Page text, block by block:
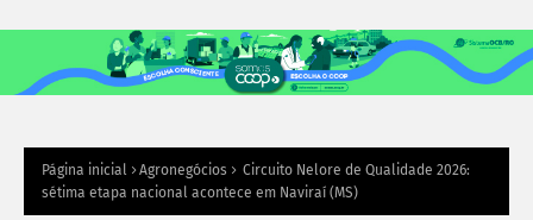
Página inicial Agronegócios
Circuito Nelore de Qualidade 2026:
sétima etapa nacional acontece em Naviraí (MS)